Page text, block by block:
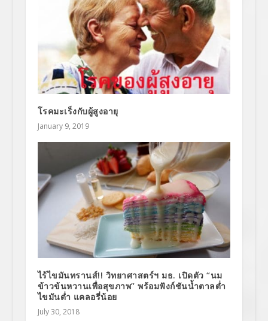
โรคมะเร็งกับผู้สูงอายุ
January 9, 2019
ไร้ไขมันทรานส์!! วิทยาศาสตร์ฯ มธ. เปิดตัว “นม
ข้าวข้นหวานเพื่อสุขภาพ” พร้อมฟังก์ชันน้ำตาลต่ำ
ไขมันต่ำ แคลอรี่น้อย
July 30, 2018